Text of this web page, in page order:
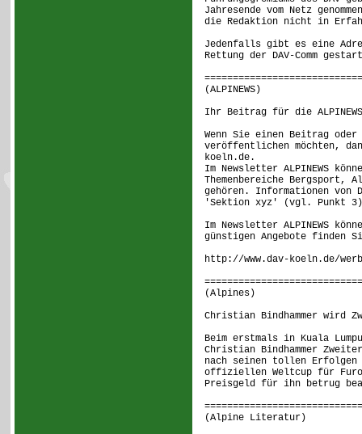
Jahresende vom Netz
die Redaktion nicht in
Jedenfalls gibt es eine
Rettung der DAV-Comm
Ihr Beitrag für die ALPINEWS
Wenn Sie einen Beitrag oder
veröffentlichen möchten,
koeln.de.
Im Newsletter ALPINEWS
Themenbereiche Bergsport,
gehören. Informationen von
'Sektion xyz' (vgl. Punkt
Im Newsletter ALPINEWS
günstigen Angebote finden
http://www.dav-koeln.de/
(Alpines) [
Christian Bindhammer wird
Beim erstmals in Kuala
Christian Bindhammer
nach seinen tollen Erfolgen
offiziellen Weltcup für
Preisgeld für ihn betrug
(Alpine